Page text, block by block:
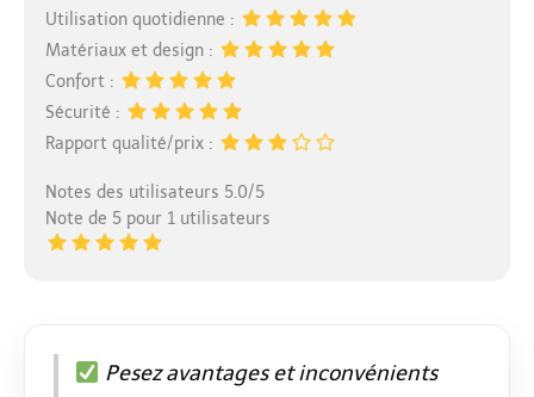
Utilisation quotidienne :
Matériaux et design :
Confort :
Sécurité :
Rapport qualité/prix :
Notes des utilisateurs 5.0/5
Note de 5 pour 1 utilisateurs
Pesez avantages et inconvénients